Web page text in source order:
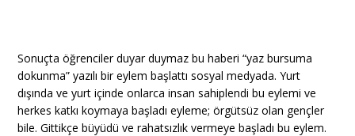
Sonuçta öğrenciler duyar duymaz bu haberi “yaz bursuma
dokunma” yazılı bir eylem başlattı sosyal medyada. Yurt
dışında ve yurt içinde onlarca insan sahiplendi bu eylemi ve
herkes katkı koymaya başladı eyleme; örgütsüz olan gençler
bile. Gittikçe büyüdü ve rahatsızlık vermeye başladı bu eylem.